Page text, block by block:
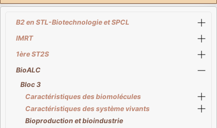
B2 en STL-Biotechnologie et SPCL
IMRT
1ère ST2S
BioALC
Bloc 3
Caractéristiques des biomolécules
Caractéristiques des système vivants
Bioproduction et bioindustrie